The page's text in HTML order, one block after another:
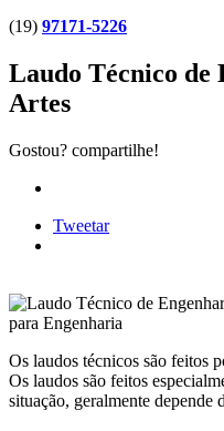
(19) 97171-5226
Laudo Técnico de
Artes
Gostou? compartilhe!
Tweetar
Os laudos técnicos são feitos
Os laudos são feitos
situação, geralmente depende